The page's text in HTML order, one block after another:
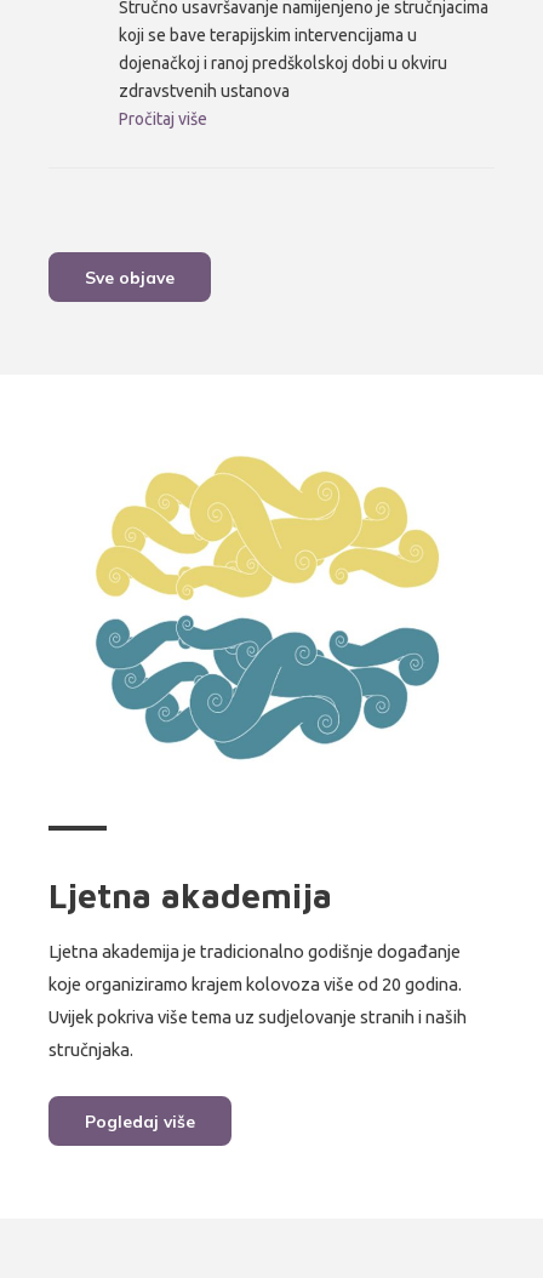
Stručno usavršavanje namijenjeno je stručnjacima
koji se bave terapijskim intervencijama u
dojenačkoj i ranoj predškolskoj dobi u okviru
zdravstvenih ustanova
Pročitaj više
Sve objave
Ljetna akademija
Ljetna akademija je tradicionalno godišnje događanje
koje organiziramo krajem kolovoza više od 20 godina.
Uvijek pokriva više tema uz sudjelovanje stranih i naših
stručnjaka.
Pogledaj više